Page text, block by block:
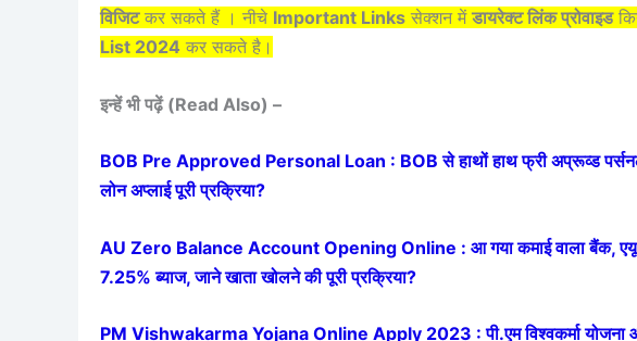
विजिटकर सकते हैं । नीचे Important Links सेक्शन में डायरेक्ट लिंक प्रोवाइड
List 2024 कर सकते है।
इन्हें भी पढ़ें (Read Also) –
BOB Pre Approved Personal Loan : BOB से हाथों हाथ फ्री अप्रूव्ड
लोन अप्लाई पूरी प्रक्रिया?
AU Zero Balance Account Opening Online : आ गया कमाई वाला बैंक, एयू
7.25% ब्याज, जाने खाता खोलने की पूरी प्रक्रिया?
PM Vishwakarma Yojana Online Apply 2023 : पी.एम विश्वकर्मा